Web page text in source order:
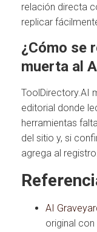
relación directa
replicar
¿Cómo se
muerta al
ToolDirectory.AI
editorial donde
herramientas
del sitio y, si
agrega al registro.
AI
original